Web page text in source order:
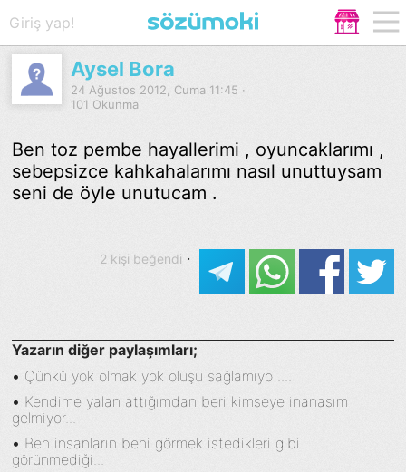
Giriş yap!
Aysel Bora
24 Ağustos 2012, Cuma 11:45 ·
101 Okunma
Ben toz pembe hayallerimi , oyuncaklarımı ,
sebepsizce kahkahalarımı nasıl unuttuysam
seni de öyle unutucam .
2 kişi beğendi ·
Yazarın diğer paylaşımları;
• Çünkü yok olmak yok oluşu sağlamıyo ....
• Kendime yalan attığımdan beri kimseye inanasım
gelmiyor...
• Ben insanların beni görmek istedikleri gibi
görünmediği...